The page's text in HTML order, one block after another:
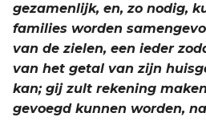
gezamenlijk, en, zo nodig,
families worden
van de zielen, een ieder
van het getal van zijn
kan; gij zult rekening
gevoegd kunnen worden,